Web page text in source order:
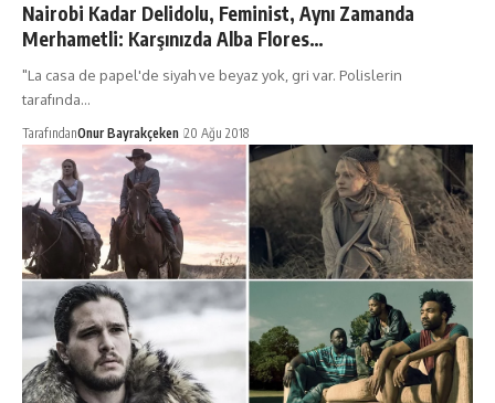
Nairobi Kadar Delidolu, Feminist, Aynı Zamanda
Merhametli: Karşınızda Alba Flores…
"La casa de papel'de siyah ve beyaz yok, gri var. Polislerin
tarafında…
TarafındanOnur Bayrakçeken 20 Ağu 2018